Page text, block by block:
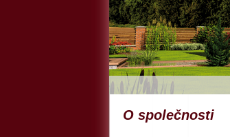
O společnosti